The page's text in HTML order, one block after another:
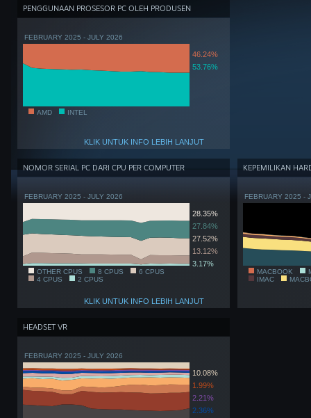
PENGGUNAAN PROSESOR PC OLEH PRODUSEN
FEBRUARY 2025 - JULY 2026
46.24%
53.76%
AMD INTEL
KLIK UNTUK INFO LEBIH LANJUT
NOMOR SERIAL PC DARI CPU PER COMPUTER
FEBRUARY 2025 - JULY 2026
28.35%
27.84%
27.52%
13.12%
3.17%
OTHER CPUS 8 CPUS
6 CPUS
4 CPUS
2 CPUS
KLIK UNTUK INFO LEBIH LANJUT
KEPEMILIKAN
FEBRUARY 2025 -
MACBOOK
IMAC
HEADSET VR
FEBRUARY 2025 - JULY 2026
10.08%
1.99%
2.21%
2.36%